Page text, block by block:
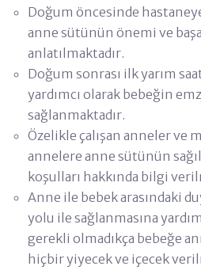
Doğum öncesinde
anne sütünün önemi ve
anlatılmaktadır.
Doğum sonrası ilk yarım
yardımcı olarak bebeğin
sağlanmaktadır.
Özelikle çalışan anneler ve
annelere anne sütünün
koşulları hakkında bilgi
Anne ile bebek arasındaki
yolu ile sağlanmasına
gerekli olmadıkça bebeğe
hiçbir yiyecek ve içecek